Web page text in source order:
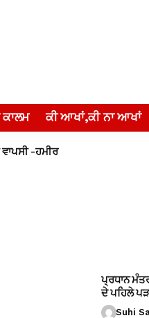
ਕੀ ਆਖਾਂ,ਕੀ ਨਾ ਆਖਾਂ
-ਹਮੀਰ
ਪ੍ਰਧਾਨ
ਦੇ ਪਹਿਲੇ
Suhi